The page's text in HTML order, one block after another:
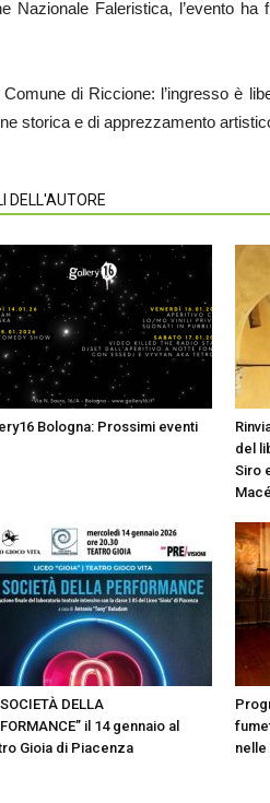
Nazionale Faleristica, l’evento ha
di Riccione: l’ingresso è
storica e di apprezzamento
DELL'AUTORE
Bologna: Prossimi eventi
del
Siro
DELLA
il 14 gennaio al
Gioia di Piacenza